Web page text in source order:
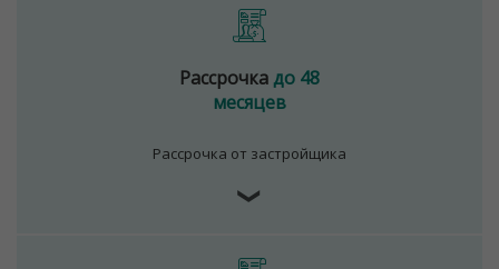
Рассрочкадо 48
месяцев
Рассрочка от застройщика
❯